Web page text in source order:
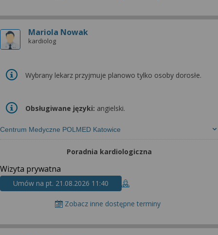
Mariola Nowak
kardiolog
Centrum Medyczne POLMED Katowice
Wybrany lekarz przyjmuje planowo tylko osoby dorosłe.
Obsługiwane języki: angielski.
Poradnia kardiologiczna
Wizyta prywatna
Umów na pt. 21.08.2026 11:40
Zobacz inne dostępne terminy